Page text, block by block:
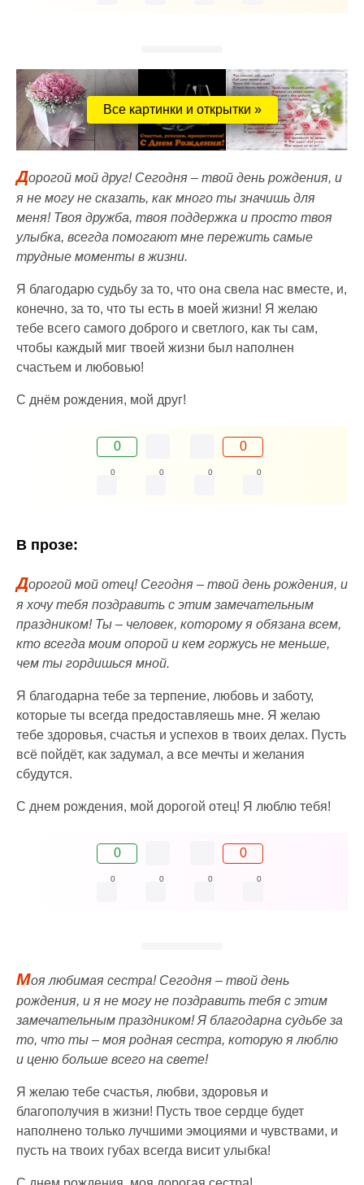
Все картинки и открытки »
Дорогой мой друг! Сегодня – твой день рождения, и
я не могу не сказать, как много ты значишь для
меня! Твоя дружба, твоя поддержка и просто твоя
улыбка, всегда помогают мне пережить самые
трудные моменты в жизни.
Я благодарю судьбу за то, что она свела нас вместе, и,
конечно, за то, что ты есть в моей жизни! Я желаю
тебе всего самого доброго и светлого, как ты сам,
чтобы каждый миг твоей жизни был наполнен
счастьем и любовью!
С днём рождения, мой друг!
0 0
0 0 0 0
В прозе:
Дорогой мой отец! Сегодня – твой день рождения, и
я хочу тебя поздравить с этим замечательным
праздником! Ты – человек, которому я обязана всем,
кто всегда моим опорой и кем горжусь не меньше,
чем ты гордишься мной.
Я благодарна тебе за терпение, любовь и заботу,
которые ты всегда предоставляешь мне. Я желаю
тебе здоровья, счастья и успехов в твоих делах. Пусть
всё пойдёт, как задумал, а все мечты и желания
сбудутся.
С днем рождения, мой дорогой отец! Я люблю тебя!
0 0
0 0 0 0
Моя любимая сестра! Сегодня – твой день
рождения, и я не могу не поздравить тебя с этим
замечательным праздником! Я благодарна судьбе за
то, что ты – моя родная сестра, которую я люблю
и ценю больше всего на свете!
Я желаю тебе счастья, любви, здоровья и
благополучия в жизни! Пусть твое сердце будет
наполнено только лучшими эмоциями и чувствами, и
пусть на твоих губах всегда висит улыбка!